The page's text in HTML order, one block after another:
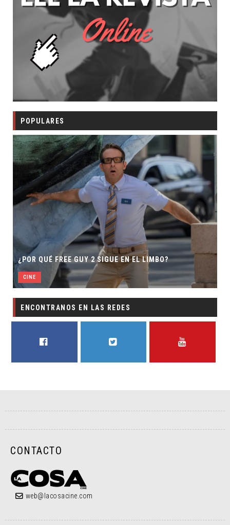
POPULARES
¿POR QUÉ FREE GUY 2 SIGUE EN EL LIMBO?
CINE
ENCONTRANOS EN LAS REDES
CONTACTO
web@lacosacine.com